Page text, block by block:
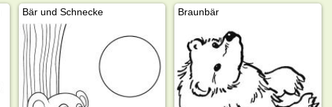
Bär und Schnecke Braunbär